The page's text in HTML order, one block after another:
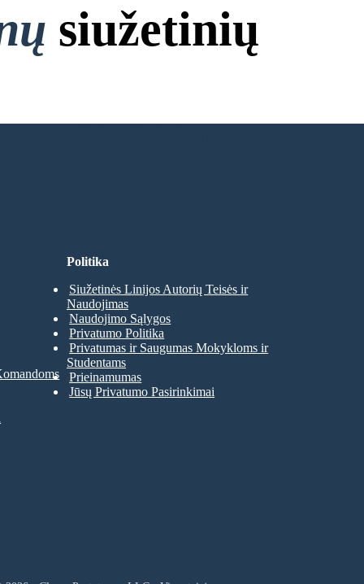
siužetinių
Prisijungti!
Politika
Siužetinės Linijos Autorių Teisės ir
Naudojimas
Naudojimo Sąlygos
Privatumo Politika
Privatumas ir Saugumas Mokykloms ir
Studentams
Prieinamumas
Jūsų Privatumo Pasirinkimai